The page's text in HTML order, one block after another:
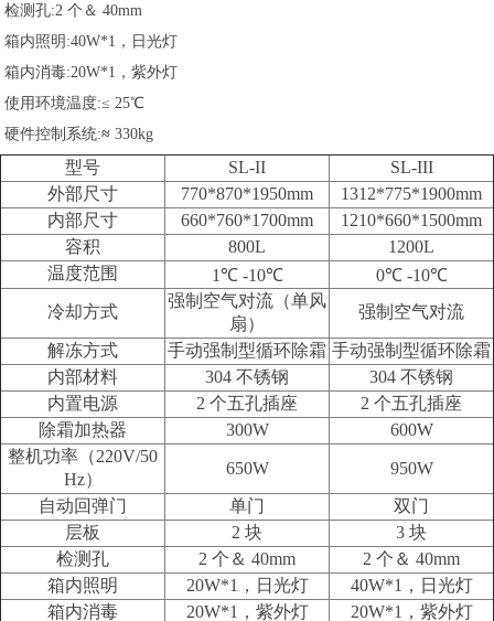
检测孔:2 个＆ 40mm
箱内照明:40W*1，日光灯
箱内消毒:20W*1，紫外灯
使用环境温度:≤ 25℃
硬件控制系统:≈ 330kg
型号 SL-II
SL-III
外部尺寸
770*870*1950mm
1312*775*1900mm
内部尺寸
660*760*1700mm
1210*660*1500mm
容积
800L
1200L
温度范围
1℃ -10℃
0℃ -10℃
冷却方式
强制空气对流（单风
扇）
强制空气对流
解冻方式 手动强制型循环除霜 手动强制型循环除霜
内部材料
304 不锈钢
304 不锈钢
内置电源
2 个五孔插座
2 个五孔插座
除霜加热器
300W
600W
整机功率（220V/50
Hz）
650W
950W
自动回弹门
单门
双门
层板
2 块
3 块
检测孔
2 个＆ 40mm
2 个＆ 40mm
箱内照明
20W*1，日光灯
40W*1，日光灯
箱内消毒
20W*1，紫外灯 20W*1，紫外灯